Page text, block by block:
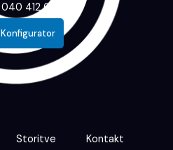
040 412 643
Konfigurator
Storitve
Kontakt